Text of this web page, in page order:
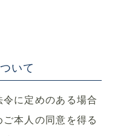
いて
に定めのある場合
本人の同意を得る